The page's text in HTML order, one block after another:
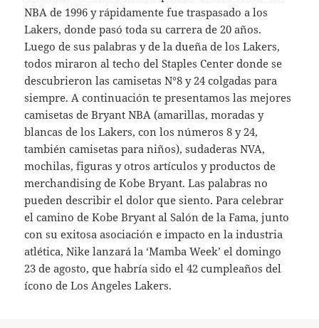
NBA de 1996 y rápidamente fue traspasado a los
Lakers, donde pasó toda su carrera de 20 años.
Luego de sus palabras y de la dueña de los Lakers,
todos miraron al techo del Staples Center donde se
descubrieron las camisetas N°8 y 24 colgadas para
siempre. A continuación te presentamos las mejores
camisetas de Bryant NBA (amarillas, moradas y
blancas de los Lakers, con los números 8 y 24,
también camisetas para niños), sudaderas NVA,
mochilas, figuras y otros artículos y productos de
merchandising de Kobe Bryant. Las palabras no
pueden describir el dolor que siento. Para celebrar
el camino de Kobe Bryant al Salón de la Fama, junto
con su exitosa asociación e impacto en la industria
atlética, Nike lanzará la ‘Mamba Week’ el domingo
23 de agosto, que habría sido el 42 cumpleaños del
ícono de Los Angeles Lakers.